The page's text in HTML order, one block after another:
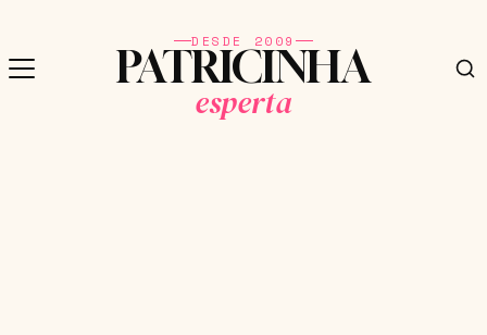
DESDE 2009
PATRICINHA
esperta